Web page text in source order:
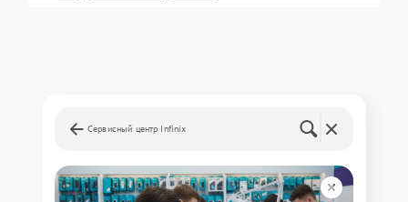
Сервисный центр Infinix